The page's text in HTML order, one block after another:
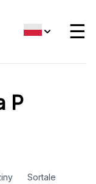
☰
P
Sortale